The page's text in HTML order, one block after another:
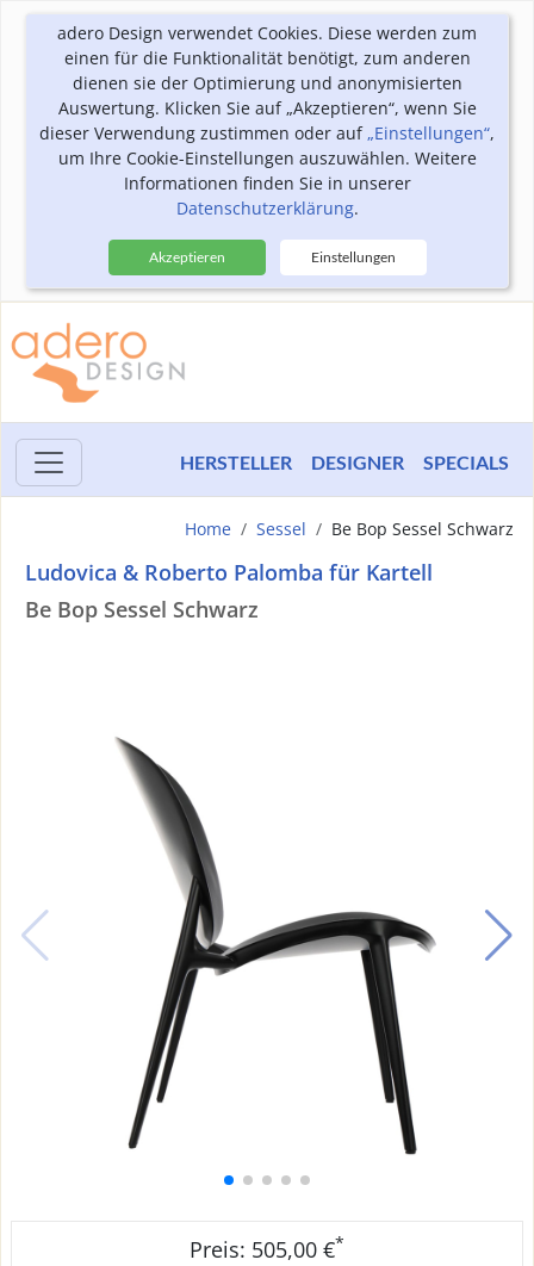
adero Design verwendet Cookies. Diese werden zum
einen für die Funktionalität benötigt, zum anderen
dienen sie der Optimierung und anonymisierten
Auswertung. Klicken Sie auf „Akzeptieren“, wenn Sie
dieser Verwendung zustimmen oder auf„Einstellungen“,
um Ihre Cookie-Einstellungen auszuwählen. Weitere
Informationen finden Sie in unserer
Datenschutzerklärung.
Akzeptieren Einstellungen
HERSTELLER DESIGNER SPECIALS
Home Sessel Be Bop Sessel Schwarz
Ludovica & Roberto Palomba für Kartell
Be Bop Sessel Schwarz
Preis: 505,00 €*